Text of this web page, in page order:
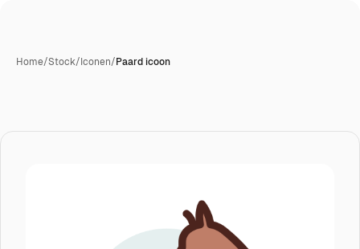
Home/Stock/Iconen/Paard icoon